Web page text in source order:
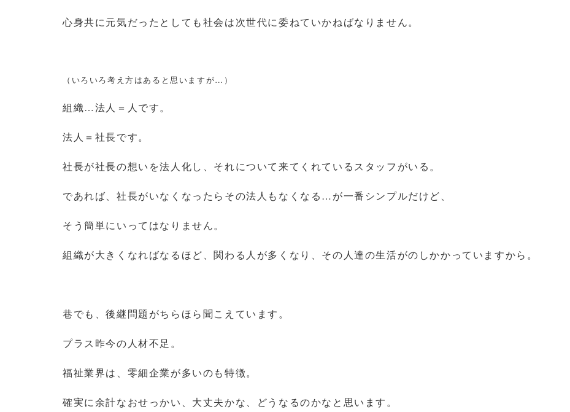
心身共に元気だったとしても社会は次世代に委ねていかねばなりません。
（いろいろ考え方はあると思いますが…）
組織…法人＝人です。
法人＝社長です。
社長が社長の想いを法人化し、それについて来てくれているスタッフがいる。
であれば、社長がいなくなったらその法人もなくなる…が一番シンプルだけど、
そう簡単にいってはなりません。
組織が大きくなればなるほど、関わる人が多くなり、その人達の生活がのしかかっていますから。
巷でも、後継問題がちらほら聞こえています。
プラス昨今の人材不足。
福祉業界は、零細企業が多いのも特徴。
確実に余計なおせっかい、大丈夫かな、どうなるのかなと思います。